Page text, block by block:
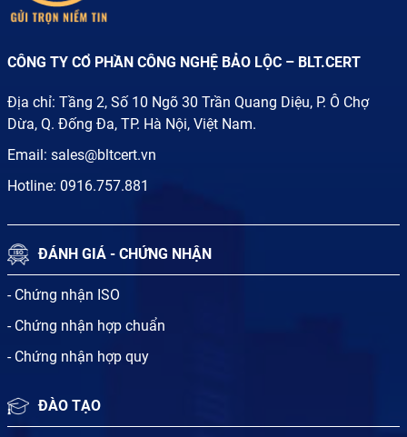
CÔNG TY CỔ PHẦN CÔNG NGHỆ BẢO LỘC – BLT.CERT
Địa chỉ: Tầng 2, Số 10 Ngõ 30 Trần Quang Diệu, P. Ô Chợ
Dừa, Q. Đống Đa, TP. Hà Nội, Việt Nam.
Email: sales@bltcert.vn
Hotline: 0916.757.881
ĐÁNH GIÁ - CHỨNG NHẬN
- Chứng nhận ISO
- Chứng nhận hợp chuẩn
- Chứng nhận hợp quy
ĐÀO TẠO